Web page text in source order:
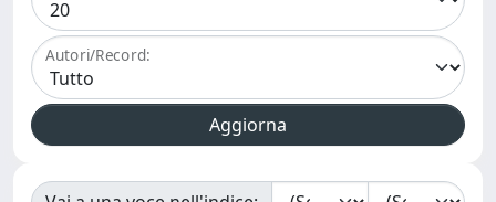
Autori/Record: